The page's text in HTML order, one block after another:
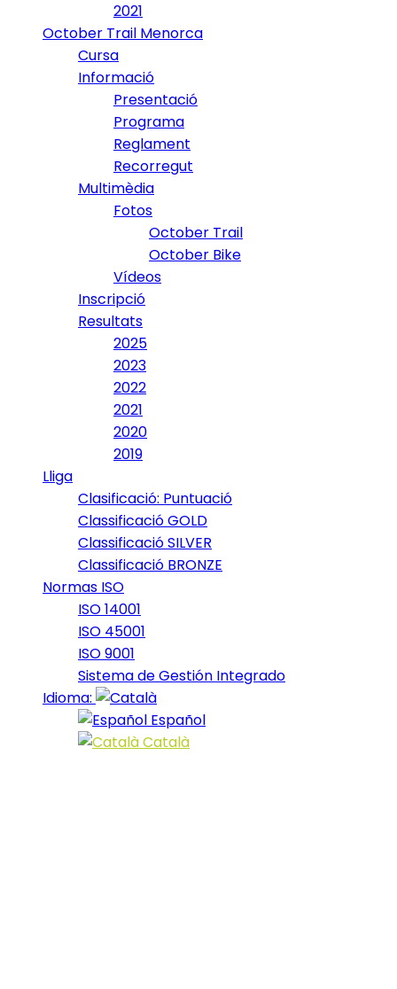
2021
October Trail Menorca
Cursa
Informació
Presentació
Programa
Reglament
Recorregut
Multimèdia
Fotos
October Trail
October Bike
Vídeos
Inscripció
Resultats
2025
2023
2022
2021
2020
2019
Lliga
Clasificació: Puntuació
Classificació GOLD
Classificació SILVER
Classificació BRONZE
Normas ISO
ISO 14001
ISO 45001
ISO 9001
Sistema de Gestión Integrado
Idioma:
Español
Català